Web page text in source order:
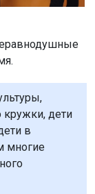
кружки, дети
в
многие